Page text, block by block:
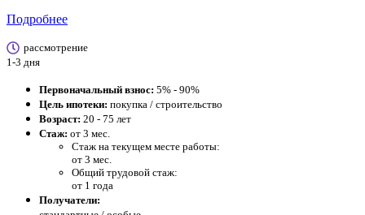
Подробнее
рассмотрение
1-3 дня
Первоначальный взнос: 5% - 90%
Цель ипотеки: покупка / строительство
Возраст: 20 - 75 лет
Стаж: от 3 мес.
Стаж на текущем месте работы:
от 3 мес.
Общий трудовой стаж:
от 1 года
Получатели: